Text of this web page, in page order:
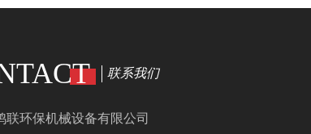
联系我们
联环保机械设备有限公司